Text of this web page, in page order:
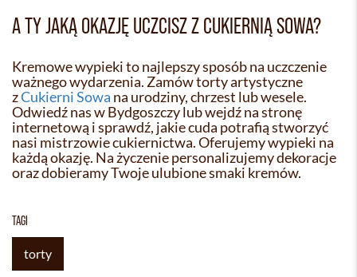
A TY JAKĄ OKAZJĘ UCZCISZ Z CUKIERNIĄ SOWA?
Kremowe wypieki to najlepszy sposób na uczczenie
ważnego wydarzenia. Zamów torty artystyczne
zCukierni Sowa na urodziny, chrzest lub wesele.
Odwiedź nas w Bydgoszczy lub wejdź na stronę
internetową i sprawdź, jakie cuda potrafią stworzyć
nasi mistrzowie cukiernictwa. Oferujemy wypieki na
każdą okazję. Na życzenie personalizujemy dekoracje
oraz dobieramy Twoje ulubione smaki kremów.
TAGI
torty